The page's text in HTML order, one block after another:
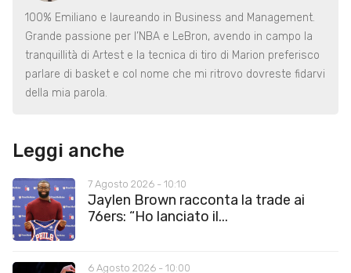
100% Emiliano e laureando in Business and Management.
Grande passione per l’NBA e LeBron, avendo in campo la
tranquillità di Artest e la tecnica di tiro di Marion preferisco
parlare di basket e col nome che mi ritrovo dovreste fidarvi
della mia parola.
Leggi anche
7 Agosto 2026 - 10:10
Jaylen Brown racconta la trade ai
76ers: “Ho lanciato il...
6 Agosto 2026 - 10:00